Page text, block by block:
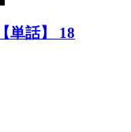
単話】 18